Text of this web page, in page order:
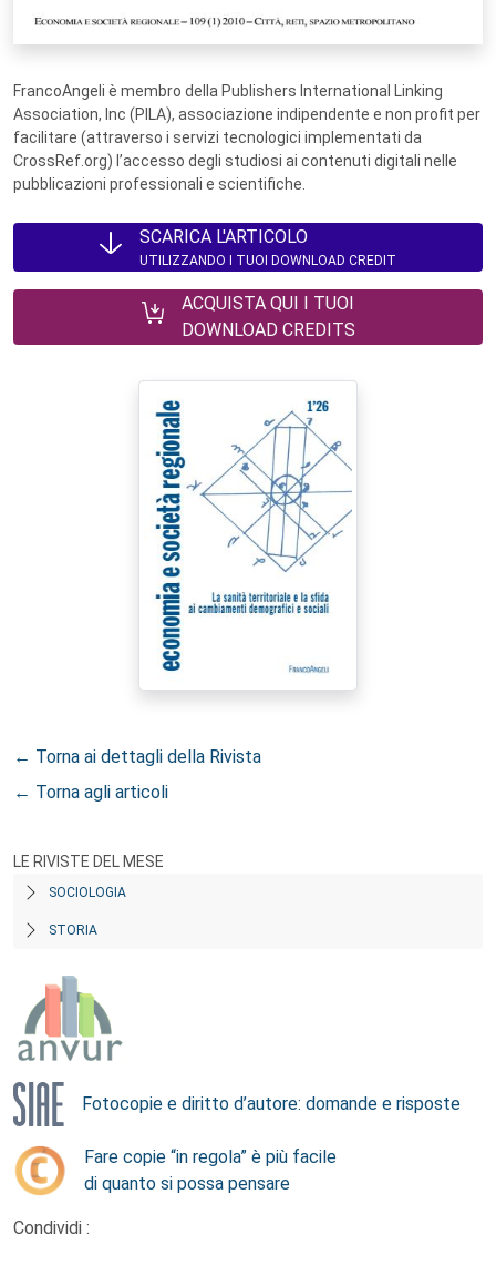
FrancoAngeli è membro della Publishers International Linking
Association, Inc (PILA), associazione indipendente e non profit per
facilitare (attraverso i servizi tecnologici implementati da
CrossRef.org) l’accesso degli studiosi ai contenuti digitali nelle
pubblicazioni professionali e scientifiche.
SCARICA L'ARTICOLO
UTILIZZANDO I TUOI DOWNLOAD CREDIT
ACQUISTA QUI I TUOI
DOWNLOAD CREDITS
← Torna ai dettagli della Rivista
← Torna agli articoli
LE RIVISTE DEL MESE
SOCIOLOGIA
STORIA
Fotocopie e diritto d’autore: domande e risposte
Fare copie “in regola” è più facile
di quanto si possa pensare
Condividi :